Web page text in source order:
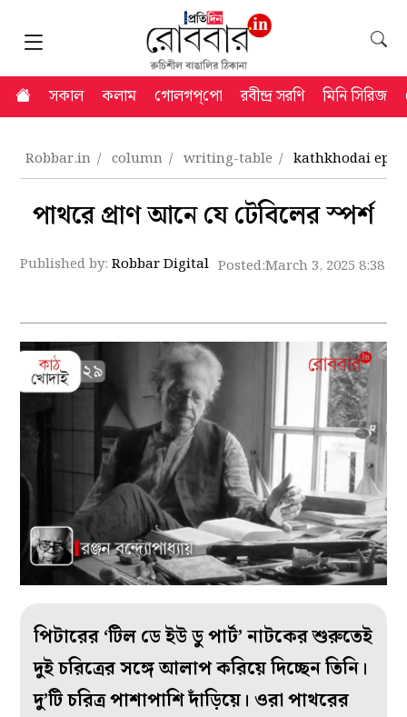
সকাল কলাম গোলগপ্‌পো রবীন্দ্র সরণি মিনি সিরিজ
Robbar.in column writing-table kathkhodai
পাথরে প্রাণ আনে যে টেবিলের স্পর্শ
Published by:Robbar Digital Posted:March 3, 2025 8:38
পিটারের ‘টিল ডে ইউ ডু পার্ট’ নাটকের শুরুতেই
দুই চরিত্রের সঙ্গে আলাপ করিয়ে দিচ্ছেন তিনি।
দু’টি চরিত্র পাশাপাশি দাঁড়িয়ে। ওরা পাথরের